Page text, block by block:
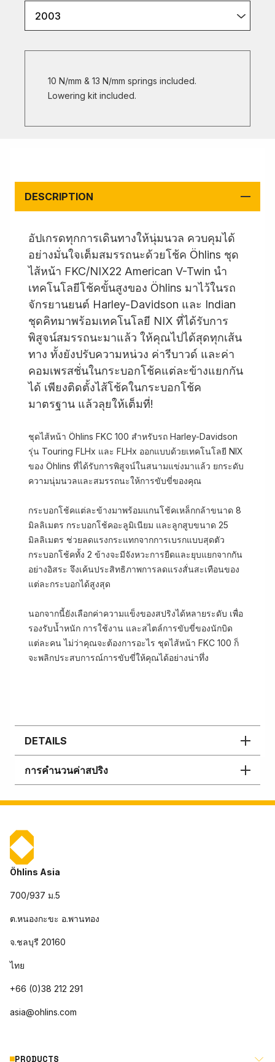
2003
10 N/mm & 13 N/mm springs included.
Lowering kit included.
DESCRIPTION
อัปเกรดทุกการเดินทางให้นุ่มนวล ควบคุมได้
อย่างมั่นใจเต็มสมรรถนะด้วยโช้ค Öhlins ชุด
ไส้หน้า FKC/NIX22 American V-Twin นำ
เทคโนโลยีโช้คขั้นสูงของ Öhlins มาไว้ในรถ
จักรยานยนต์ Harley-Davidson และ Indian
ชุดคิทมาพร้อมเทคโนโลยี NIX ที่ได้รับการ
พิสูจน์สมรรถนะมาแล้ว ให้คุณไปได้สุดทุกเส้น
ทาง ทั้งยังปรับความหน่วง ค่ารีบาวด์ และค่า
คอมเพรสชั่นในกระบอกโช้คแต่ละข้างแยกกัน
ได้ เพียงติดตั้งไส้โช้คในกระบอกโช้ค
มาตรฐาน แล้วลุยให้เต็มที่!
ชุดไส้หน้า Öhlins FKC 100 สำหรับรถ Harley-Davidson
รุ่น Touring FLHx และ FLHx ออกแบบด้วยเทคโนโลยี NIX
ของ Öhlins ที่ได้รับการพิสูจน์ในสนามแข่งมาแล้ว ยกระดับ
ความนุ่มนวลและสมรรถนะให้การขับขี่ของคุณ
กระบอกโช้คแต่ละข้างมาพร้อมแกนโช้คเหล็กกล้าขนาด 8
มิลลิเมตร กระบอกโช้คอะลูมิเนียม และลูกสูบขนาด 25
มิลลิเมตร ช่วยลดแรงกระแทกจากการเบรกแบบสุดตัว
กระบอกโช้คทั้ง 2 ข้างจะมีจังหวะการยืดและยุบแยกจากกัน
อย่างอิสระ จึงเค้นประสิทธิภาพการลดแรงสั่นสะเทือนของ
แต่ละกระบอกได้สูงสุด
นอกจากนี้ยังเลือกค่าความแข็งของสปริงได้หลายระดับ เพื่อ
รองรับน้ำหนัก การใช้งาน และสไตล์การขับขี่ของนักบิด
แต่ละคน ไม่ว่าคุณจะต้องการอะไร ชุดไส้หน้า FKC 100 ก็
จะพลิกประสบการณ์การขับขี่ให้คุณได้อย่างน่าทึ่ง
DETAILS
การคำนวนค่าสปริง
Öhlins Asia
700/937 ม.5
ต.หนองกะขะ อ.พานทอง
จ.ชลบุรี 20160
ไทย
+66 (0)38 212 291
asia@ohlins.com
PRODUCTS